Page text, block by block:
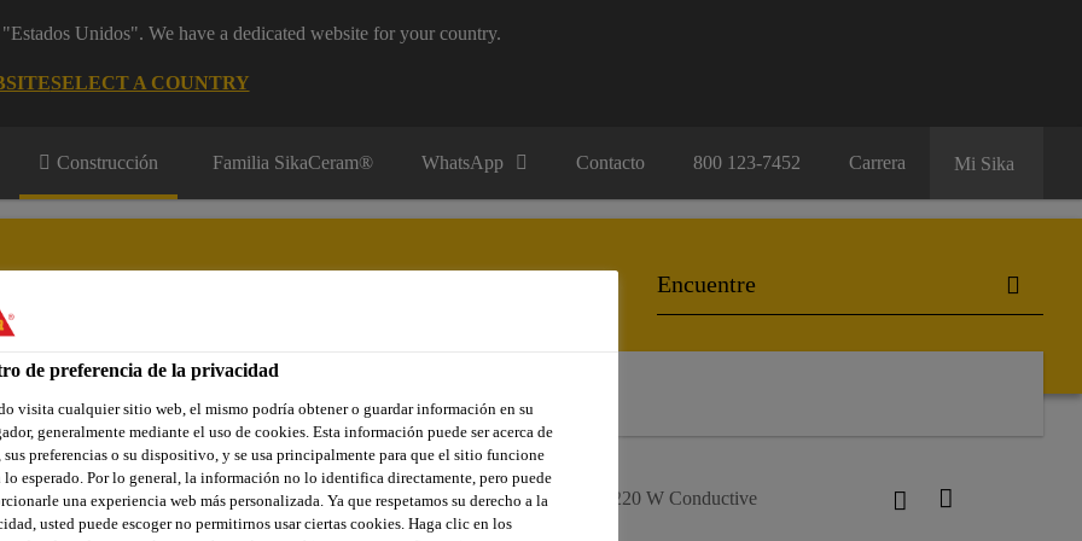
Unidos". We have a dedicated website for your country.
SELECT A COUNTRY
Construcción Familia SikaCeram® WhatsApp Contacto 800 123-7452 Carrera Mi Sika
/ Disipativos Sikafloor® MultiDur ES-25 ESD Sikafloor®-220 W Conductive
de preferencia de la privacidad
visita cualquier sitio web, el mismo podría obtener o guardar información en su
generalmente mediante el uso de cookies. Esta información puede ser acerca de
sus preferencias o su dispositivo, y se usa principalmente para que el sitio funcione
lo esperado. Por lo general, la información no lo identifica directamente, pero puede
una experiencia web más personalizada. Ya que respetamos su derecho a la
usted puede escoger no permitirnos usar ciertas cookies. Haga clic en los